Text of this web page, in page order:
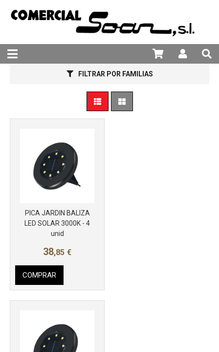
FILTRAR POR FAMILIAS
PICA JARDIN BALIZA
LED SOLAR 3000K - 4
unid
38,85 €
COMPRAR
Más info